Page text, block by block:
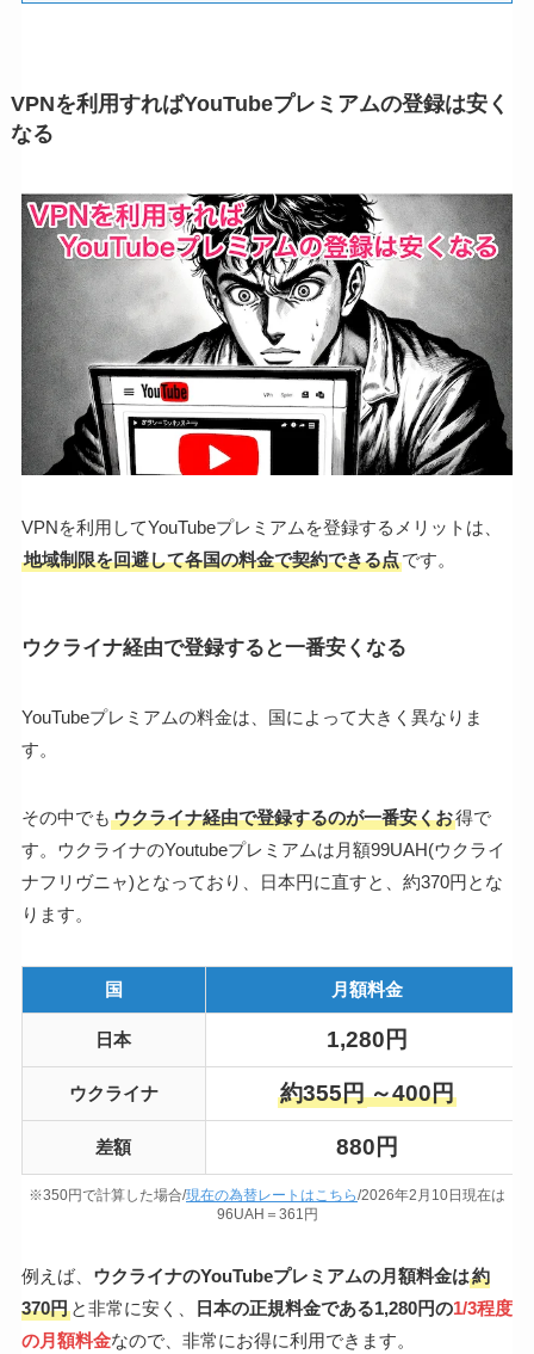
VPNを利用すればYouTubeプレミアムの登録は安く
なる
VPNを利用してYouTubeプレミアムを登録するメリットは、
地域制限を回避して各国の料金で契約できる点です。
ウクライナ経由で登録すると一番安くなる
YouTubeプレミアムの料金は、国によって大きく異なりま
す。
その中でも ウクライナ経由で登録するのが一番安くお得で
す。ウクライナのYoutubeプレミアムは月額99UAH(ウクライ
ナフリヴニャ)となっており、日本円に直すと、約370円とな
ります。
国 月額料金
日本 1,280円
ウクライナ 約355円～400円
差額 880円
※350円で計算した場合/現在の為替レートはこちら/2026年2月10日現在は
96UAH＝361円
例えば、 ウクライナのYouTubeプレミアムの月額料金は約
370円と非常に安く、 日本の正規料金である1,280円の1/3程度
の月額料金なので、非常にお得に利用できます。